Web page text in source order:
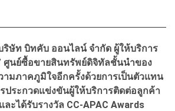
ษัท บิทคับ ออนไลน์ จำกัด ผู้ให้บริการ
ศูนย์ซื้อขายสินทรัพย์ดิจิทัลชั้นนำของ
ามภาคภูมิใจอีกครั้งด้วยการเป็นตัวแทน
ประกวดแข่งขันผู้ให้บริการติดต่อลูกค้า
ะได้รับรางวัล CC-APAC Awards